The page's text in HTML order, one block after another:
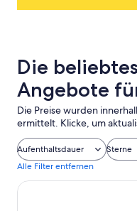
Die
Angebote
Die Preise wurden
ermittelt. Klicke, um
Aufenthaltsdauer Sterne
Alle Filter entfernen
Quaint Holiday Home